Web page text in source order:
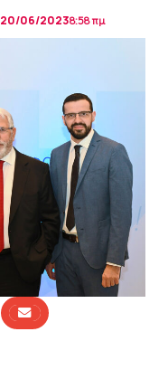
20/06/20238:58 πμ